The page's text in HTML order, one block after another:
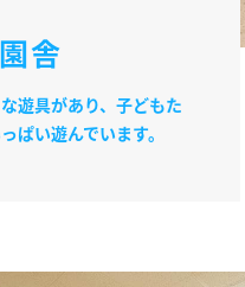
園舎
遊具があり、子どもた
ぱい遊んでいます。